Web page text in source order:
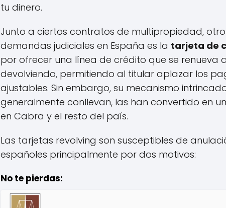
tu dinero.
Junto a ciertos contratos de multipropiedad,
demandas judiciales en España es la tarjeta de
por ofrecer una línea de crédito que se
devolviendo, permitiendo al titular aplazar los
ajustables. Sin embargo, su mecanismo
generalmente conllevan, las han convertido en
en Cabra y el resto del país.
Las tarjetas revolving son susceptibles de
españoles principalmente por dos motivos:
No te pierdas: